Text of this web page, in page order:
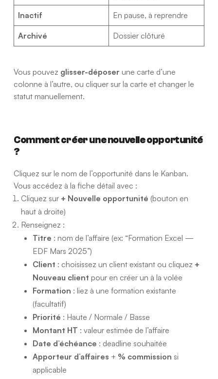
Inactif En pause, à reprendre
Archivé Dossier clôturé
Vous pouvez glisser-déposer une carte d’une
colonne à l’autre, ou cliquer sur la carte et changer le
statut manuellement.
Comment créer une nouvelle opportunité
?
Cliquez sur le nom de l’opportunité dans le Kanban.
Vous accédez à la fiche détail avec :
Cliquez sur + Nouvelle opportunité (bouton en
haut à droite)
Renseignez :
Titre : nom de l’affaire (ex: “Formation Excel —
EDF Mars 2025”)
Client : choisissez un client existant ou cliquez +
Nouveau client pour en créer un à la volée
Formation : liez à une formation existante
(facultatif)
Priorité : Haute / Normale / Basse
Montant HT : valeur estimée de l’affaire
Date d’échéance : deadline souhaitée
Apporteur d’affaires + % commission si
applicable